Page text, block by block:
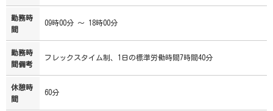
勤務時
間
09時00分 ～ 18時00分
勤務時
間備考
フレックスタイム制、1日の標準労働時間7時間40分
休憩時
間
60分